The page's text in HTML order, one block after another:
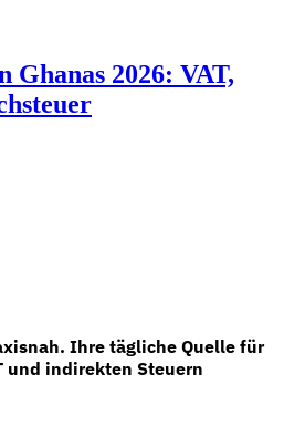
Ghanas 2026: VAT,
Ihre tägliche Quelle für
und indirekten Steuern